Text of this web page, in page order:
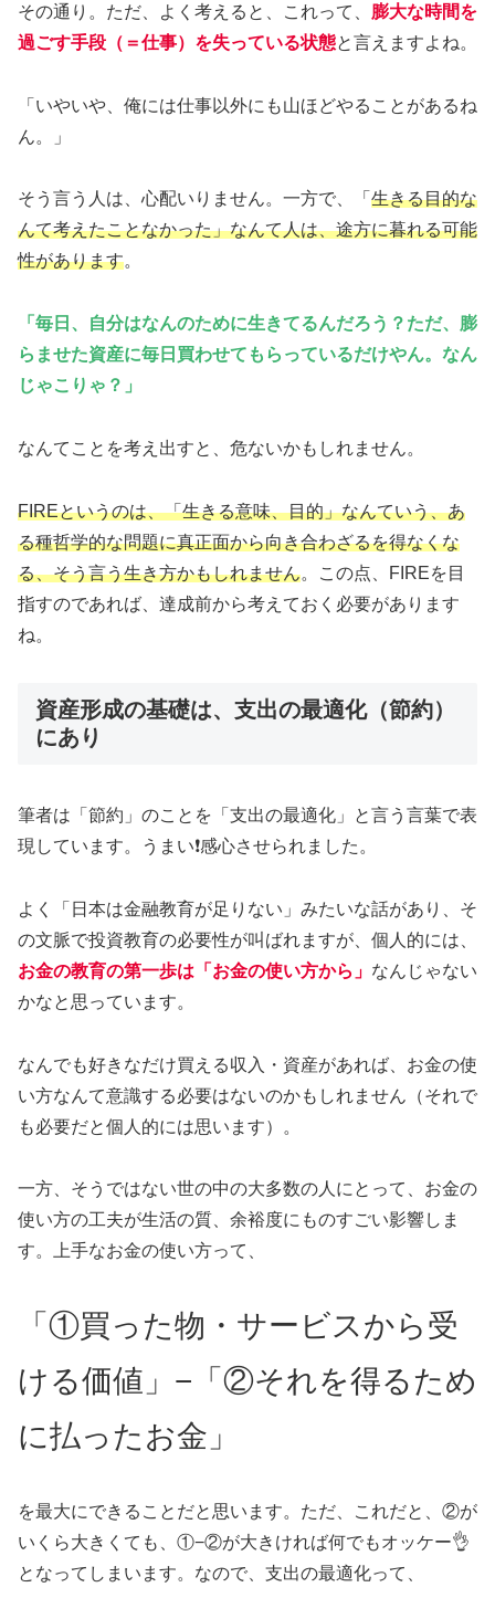
その通り。ただ、よく考えると、これって、 膨大な時間を
過ごす手段（＝仕事）を失っている状態と言えますよね。
「いやいや、俺には仕事以外にも山ほどやることがあるね
ん。」
そう言う人は、心配いりません。一方で、「 生きる目的な
んて考えたことなかった」なんて人は、途方に暮れる可能
性があります。
「毎日、自分はなんのために生きてるんだろう？ただ、 膨
らませた資産に毎日買わせてもらっているだけやん。なん
じゃこりゃ？」
なんてことを考え出すと、危ないかもしれません。
FIREというのは、「生きる意味、目的」なんていう、あ
る種哲学的な問題に真正面から向き合わざるを得なくな
る、そう言う生き方かもしれません。この点、FIREを目
指すのであれば、達成前から考えておく必要があります
ね。
資産形成の基礎は、支出の最適化（節約）
にあり
筆者は「節約」のことを「支出の最適化」と言う言葉で表
現しています。うまい❗️感心させられました。
よく「日本は金融教育が足りない」みたいな話があり、そ
の文脈で投資教育の必要性が叫ばれますが、個人的には、
お金の教育の第一歩は「お金の使い方から 」 なんじゃない
かなと思っています。
なんでも好きなだけ買える収入・資産があれば、お金の使
い方なんて意識する必要はないのかもしれません（それで
も必要だと個人的には思います）。
一方、そうではない世の中の大多数の人にとって、お金の
使い方の工夫が生活の質、余裕度にものすごい影響しま
す。上手なお金の使い方って、
「①買った物・サービスから受
ける価値」−「②それを得るため
に払ったお金」
を最大にできることだと思います。ただ、これだと、②が
いくら大きくても、①−②が大きければ何でもオッケー👌
となってしまいます。なので、支出の最適化って、